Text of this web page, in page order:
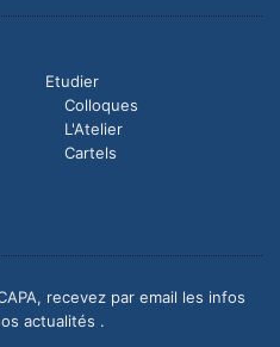
Etudier
Colloques
L'Atelier
Cartels
recevez par email les infos
actualités .